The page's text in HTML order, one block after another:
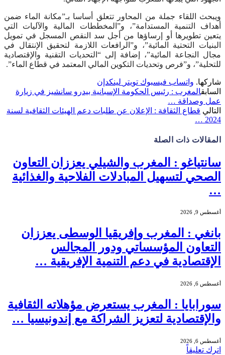
ويبحث اللقاء جملة من المحاور تتعلق أساسا بـ”مكانة الماء ضمن
أهداف التنمية المستدامة”، و”المخططات المالية والآليات التي
يتعين تطويرها أو إرساؤها من أجل سد النقص المسجل في تمويل
البنيات التحتية المائية”، و”الرافعات اللازمة لتحقيق الإنتقال في
مجال النجاعة المائية”، إضافة إلى “التحديات التقنية والإقتصادية
للتحلية”، و”فرص وتحديات التكوين المالي المعتمد في قطاع الماء”.
شاركها. واتساب فيسبوك تويتر لينكدإن
السابقالمغرب : رئيس الحكومة الإسبانية بيدرو سانشيز في زيارة
عمل وصداقة …
التالي قطاع الثقافة : الإعلان عن طلبات دعم الهيئات الثقافية لسنة
2024 …
المقالات ذات الصلة
سانتياغو : المغرب والشيلي يعززان التعاون
الصحي لتسهيل المبادلات الفلاحية والغذائية
…
أغسطس 9, 2026
بانغي : المغرب وإفريقيا الوسطى يعززان
التعاون المؤسساتي ودور المجالس
الإقتصادية في دعم التنمية الإفريقية …
أغسطس 6, 2026
سورابايا : المغرب يستعرض مؤهلاته الثقافية
والإقتصادية لتعزيز الشراكة مع إندونيسيا …
أغسطس 6, 2026
اترك تعليقاً